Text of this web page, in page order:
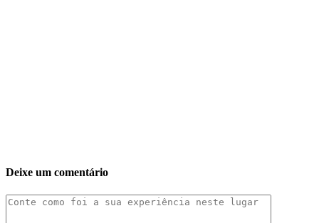
Deixe um comentário